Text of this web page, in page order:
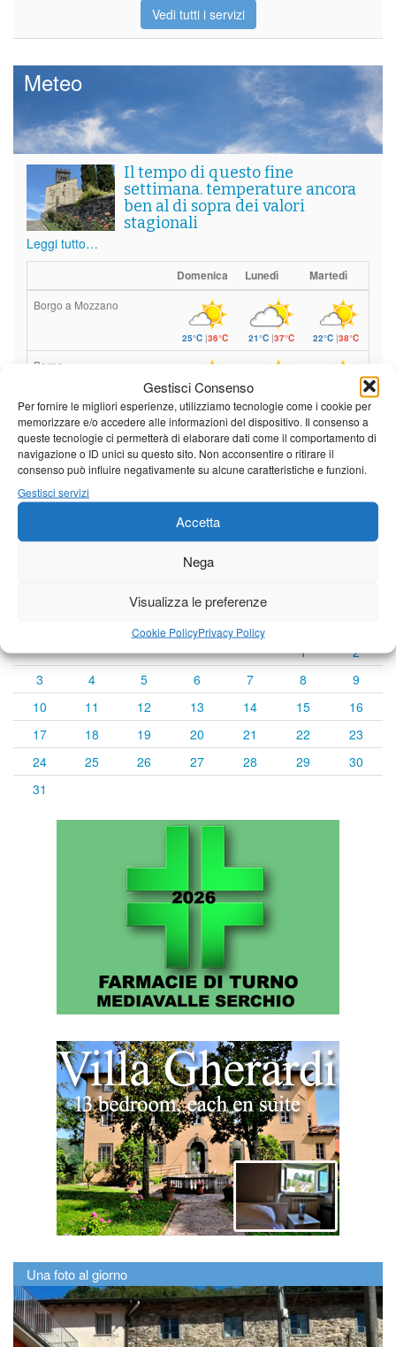
Gestisci Consenso
Per fornire le migliori esperienze, utilizziamo tecnologie come i cookie per
memorizzare e/o accedere alle informazioni del dispositivo. Il consenso a
queste tecnologie ci permetterà di elaborare dati come il comportamento di
navigazione o ID unici su questo sito. Non acconsentire o ritirare il
consenso può influire negativamente su alcune caratteristiche e funzioni.
Gestisci servizi
Accetta
Nega
Visualizza le preferenze
Cookie PolicyPrivacy Policy
Vedi tutti i servizi
Meteo
Il tempo di questo fine
settimana. temperature ancora
ben al di sopra dei valori
stagionali
Leggi tutto…
Domenica Lunedì Martedì
Borgo a Mozzano
25°C|36°C 21°C|37°C 22°C |38°C
Barga
Castelnuovo Garfagnana
25°C|33°C 21°C|34°C 22°C
Calendario eventi
Agosto 2026
1
2
3
4 5 6 7 8
9
10
11 12 13 14 15
16
17
18 19 20 21 22
23
24
25 26 27 28 29
30
31
Una foto al giorno